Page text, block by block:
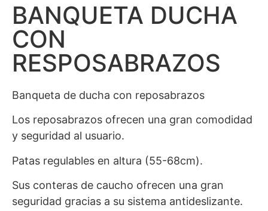
BANQUETA DUCHA
CON
RESPOSABRAZOS
Banqueta de ducha con reposabrazos
Los reposabrazos ofrecen una gran comodidad
y seguridad al usuario.
Patas regulables en altura (55-68cm).
Sus conteras de caucho ofrecen una gran
seguridad gracias a su sistema antideslizante.